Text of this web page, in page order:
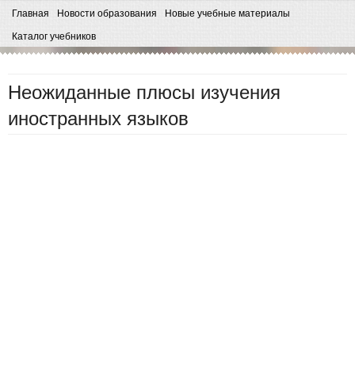
Главная Новости образования
Новые учебные материалы
Каталог учебников
Неожиданные плюсы изучения
иностранных языков